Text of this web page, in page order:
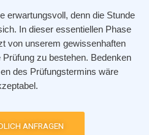
erwartungsvoll, denn die Stunde
In dieser essentiellen Phase
von unserem gewissenhaften
Prüfung zu bestehen. Bedenken
des Prüfungstermins wäre
ANFRAGEN